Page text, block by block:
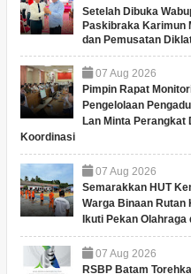
Setelah Dibuka
Paskibraka Karimun
dan Pemusatan
07 Aug 2026
Pimpin Rapat
Pengelolaan
Lan Minta Perangkat
Koordinasi
07 Aug 2026
Semarakkan HUT
Warga Binaan Rutan
Ikuti Pekan Olahraga
07 Aug 2026
RSBP Batam